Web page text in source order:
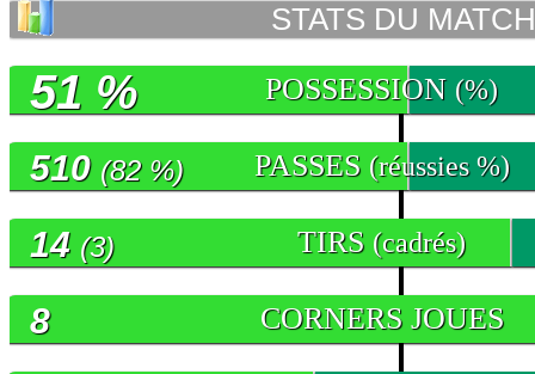
STATS DU MATCH
POSSESSION (%)
51 %
PASSES (réussies %)
510 (82 %)
TIRS (cadrés)
14 (3)
CORNERS JOUES
8